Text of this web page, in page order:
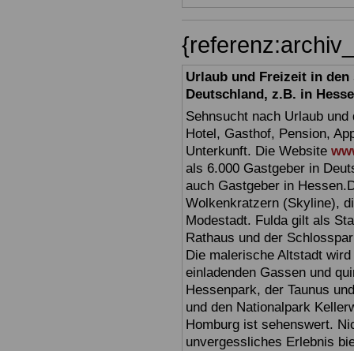
Urlaub und Freizeit in
Deutschland, z.B. in
Sehnsucht nach Urlaub
Hotel, Gasthof, Pension,
Unterkunft. Die Website
als 6.000 Gastgeber in
auch Gastgeber in
Wolkenkratzern (Skyline),
Modestadt. Fulda gilt als
Rathaus und der
Die malerische Altstadt
einladenden Gassen und
Hessenpark, der Taunus
und den Nationalpark
Homburg ist sehenswert.
unvergessliches Erlebnis